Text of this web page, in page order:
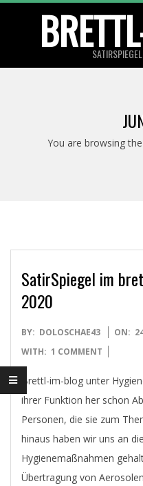
You are browsing
SatirSpiegel im
2020
2020-
06-
24
BY: DOLOSCHAE43 ON:
WITH: 1 COMMENT
Brettl-im-blog unter
ihrer Funktion her schon
Personen, die sie zum
hinaus haben wir uns an
Hygienemaßnahmen
Übertragung von